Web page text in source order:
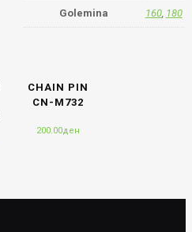
Golemina 160, 180
CHAIN PIN
CN-M732
200.00ден